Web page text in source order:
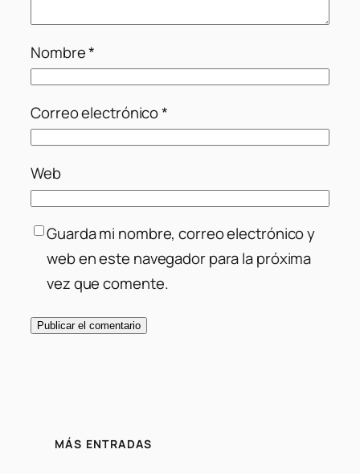
Nombre*
Correo electrónico*
Web
Guarda mi nombre, correo electrónico y
web en este navegador para la próxima
vez que comente.
MÁS ENTRADAS